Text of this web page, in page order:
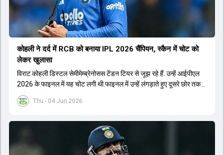
Thu - 04 Jun 2026
कोहली ने दर्द में RCB को बनाया IPL 2026 चैंप‍ियन, स्कैन में चोट को
लेकर खुलासा
विराट कोहली डिस्टल सेमीमेम्ब्रेनोसस टेंडन टियर से जूझ रहे हैं. उन्हें आईपीएल
2026 के फाइनल में यह चोट लगी थी.फाइनल में उन्हें लंगड़ाते हुए दूसरे छोर तक
जाते हुए भी देखा गया था.